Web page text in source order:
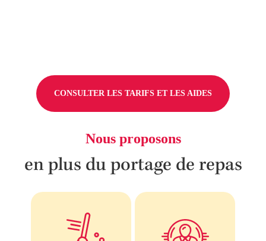
CONSULTER LES TARIFS ET LES AIDES
Nous proposons
en plus du portage de repas